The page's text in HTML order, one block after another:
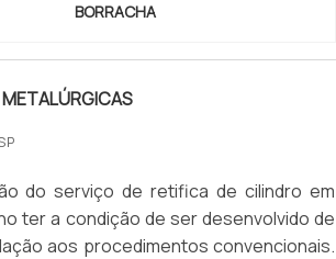
BORRACHA
METALÚRGICAS
do serviço de retifica de cilindro em
ter a condição de ser desenvolvido de
aos procedimentos convencionais.